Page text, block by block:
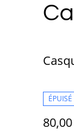
ÉPUISÉ